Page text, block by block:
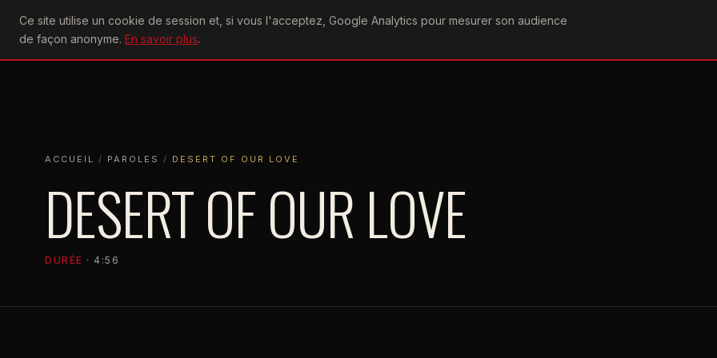
Ce site utilise un cookie de session et, si vous l'acceptez, Google Analytics pour mesurer son audience
de façon anonyme. En savoir plus.
U2achtung
ACCUEIL
ACTU CONCERTS DISCOGRAPHIEPAROLESVIDÉOGRAPHIEFORUMS
ACCUEIL / PAROLES / DESERT OF OUR LOVE
DESERT OF OUR LOVE
DURÉE · 4:56